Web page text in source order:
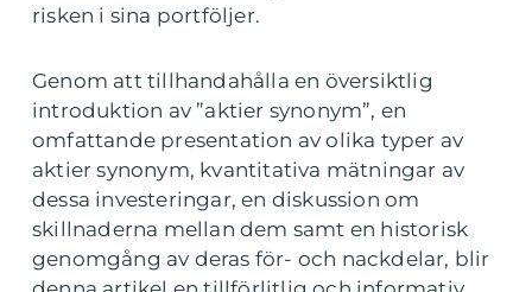
risken i sina portföljer.
Genom att tillhandahålla en översiktlig
introduktion av ”aktier synonym”, en
omfattande presentation av olika typer av
aktier synonym, kvantitativa mätningar av
dessa investeringar, en diskussion om
skillnaderna mellan dem samt en historisk
genomgång av deras för- och nackdelar, blir